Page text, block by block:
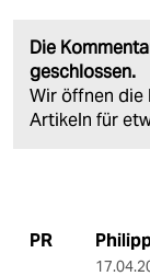
Die
geschlossen.
Wir öffnen die
Artikeln für
PR